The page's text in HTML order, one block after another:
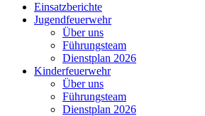
Einsatzberichte
Jugendfeuerwehr
Über uns
Führungsteam
Dienstplan 2026
Kinderfeuerwehr
Über uns
Führungsteam
Dienstplan 2026